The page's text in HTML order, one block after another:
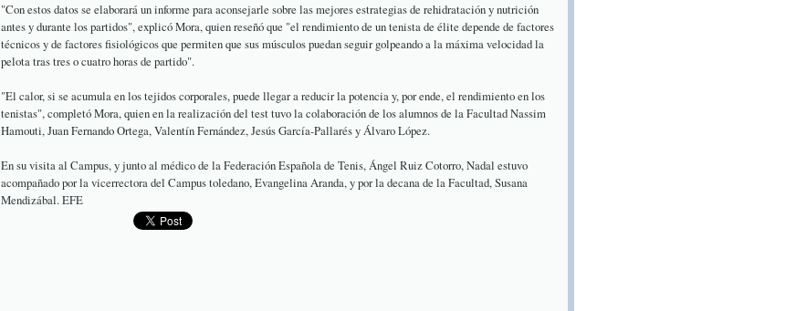
"Con estos datos se elaborará un informe para aconsejarle sobre las mejores estrategias de rehidratación y nutrición
antes y durante los partidos", explicó Mora, quien reseñó que "el rendimiento de un tenista de élite depende de factores
técnicos y de factores fisiológicos que permiten que sus músculos puedan seguir golpeando a la máxima velocidad la
pelota tras tres o cuatro horas de partido".
"El calor, si se acumula en los tejidos corporales, puede llegar a reducir la potencia y, por ende, el rendimiento en los
tenistas", completó Mora, quien en la realización del test tuvo la colaboración de los alumnos de la Facultad Nassim
Hamouti, Juan Fernando Ortega, Valentín Fernández, Jesús García-Pallarés y Álvaro López.
En su visita al Campus, y junto al médico de la Federación Española de Tenis, Ángel Ruiz Cotorro, Nadal estuvo
acompañado por la vicerrectora del Campus toledano, Evangelina Aranda, y por la decana de la Facultad, Susana
Mendizábal. EFE